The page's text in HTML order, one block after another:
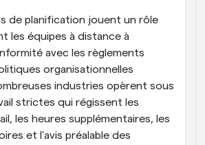
de planification jouent un rôle
les équipes à distance à
avec les règlements
organisationnelles
industries opèrent sous
strictes qui régissent les
les heures supplémentaires, les
et l'avis préalable des